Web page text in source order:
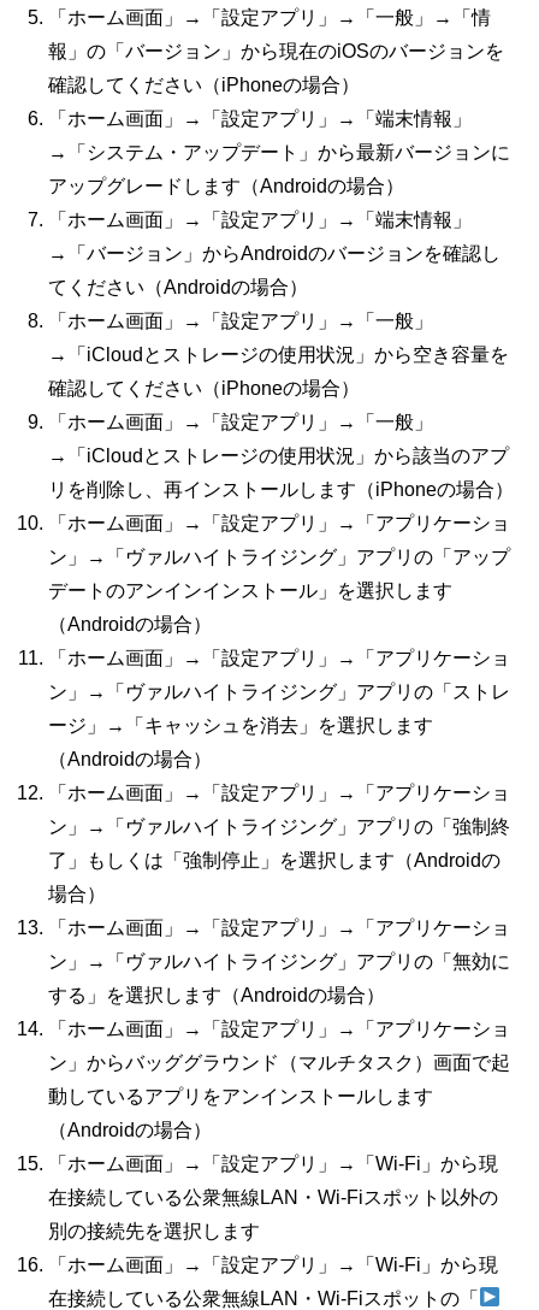
「ホーム画面」→「設定アプリ」→「一般」→「情
報」の「バージョン」から現在のiOSのバージョンを
確認してください（iPhoneの場合）
「ホーム画面」→「設定アプリ」→「端末情報」
→「システム・アップデート」から最新バージョンに
アップグレードします（Androidの場合）
「ホーム画面」→「設定アプリ」→「端末情報」
→「バージョン」からAndroidのバージョンを確認し
てください（Androidの場合）
「ホーム画面」→「設定アプリ」→「一般」
→「 iCloud とストレージの使用状況」から空き容量を
確認してください（iPhoneの場合）
「ホーム画面」→「設定アプリ」→「一般」
→「 iCloud とストレージの使用状況」から該当のアプ
リを削除し、再インストールします（iPhoneの場合）
「ホーム画面」→「設定アプリ」→「アプリケーショ
ン」→「ヴァルハイトライジング」アプリの「アップ
デートのアンインインストール」を選択します
（Androidの場合）
「ホーム画面」→「設定アプリ」→「アプリケーショ
ン」→「ヴァルハイトライジング」アプリの「ストレ
ージ」→「キャッシュを消去」を選択します
（Androidの場合）
「ホーム画面」→「設定アプリ」→「アプリケーショ
ン」→「ヴァルハイトライジング」 アプリの「強制終
了」もしくは「強制停止」を選択します（Androidの
場合）
「ホーム画面」→「設定アプリ」→「アプリケーショ
ン」→「ヴァルハイトライジング」アプリの「無効に
する」を選択します（Androidの場合）
「ホーム画面」→「設定アプリ」→「アプリケーショ
ン」からバッググラウンド（マルチタスク）画面で起
動しているアプリをアンインストールします
（Androidの場合）
「ホーム画面」→「設定アプリ」→「 Wi-Fi 」から現
在接続している公衆無線 LAN ・ Wi-Fiスポット以外の
別の接続先を選択します
「ホーム画面」→「設定アプリ」→「 Wi-Fi 」から現
在接続している公衆無線 LAN ・ Wi-Fiスポットの「